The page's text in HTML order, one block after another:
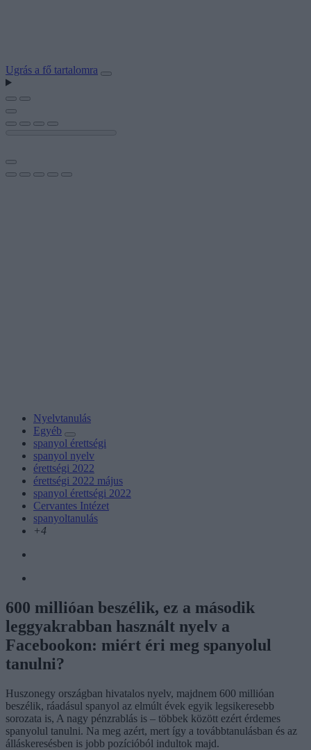
Ugrás a fő tartalomra
Nyelvtanulás
Egyéb
spanyol érettségi
spanyol nyelv
érettségi 2022
érettségi 2022 május
spanyol érettségi 2022
Cervantes Intézet
spanyoltanulás
+4
600 millióan beszélik, ez a második
leggyakrabban használt nyelv a
Facebookon: miért éri meg spanyolul
tanulni?
Huszonegy országban hivatalos nyelv, majdnem 600 millióan
beszélik, ráadásul spanyol az elmúlt évek egyik legsikeresebb
sorozata is, A nagy pénzrablás is – többek között ezért érdemes
spanyolul tanulni. Na meg azért, mert így a továbbtanulásban és az
álláskeresésben is jobb pozícióból indultok majd.